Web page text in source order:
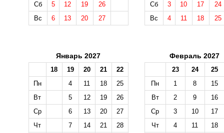
Сб
5 12 19
26
Вс
6 13 20 27
Сб
3 10 17
24
Вс
4 11 18 25
Январь 2027
18 19 20 21
22
Пн
4 11 18
25
Вт
5 12 19
26
Ср
6 13 20
27
Чт
7 14 21
28
Февраль 2027
23 24
25
Пн
1 8
15
Вт
2 9
16
Ср
3 10
17
Чт
4 11
18